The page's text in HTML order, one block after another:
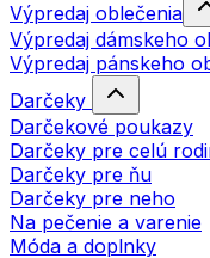
Výpredaj oblečenia
Výpredaj dámskeho
Výpredaj pánskeho
Darčeky
Darčekové poukazy
Darčeky pre celú
Darčeky pre ňu
Darčeky pre neho
Na pečenie a varenie
Móda a doplnky